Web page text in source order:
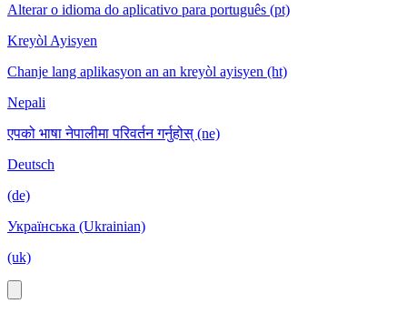
Alterar o idioma do aplicativo para português (pt)
Kreyòl Ayisyen
Chanje lang aplikasyon an an kreyòl ayisyen (ht)
Nepali
एपको भाषा नेपालीमा परिवर्तन गर्नुहोस् (ne)
Deutsch
(de)
Українська (Ukrainian)
(uk)